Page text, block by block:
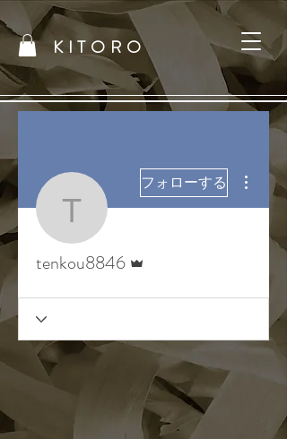
KITORO
tenkou8846
フォローする
tenkou8846